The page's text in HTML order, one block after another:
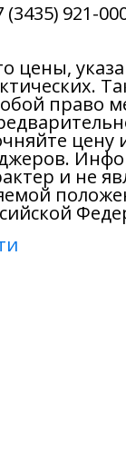
(3435) 921-
цены,
право
цену
и не